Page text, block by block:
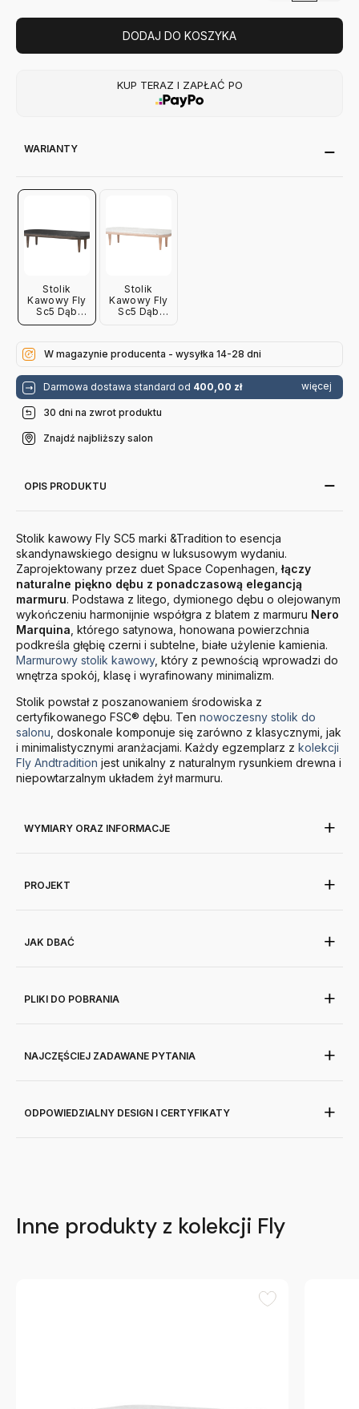
DODAJ DO KOSZYKA
KUP TERAZ I ZAPŁAĆ PO
WARIANTY
Stolik
Kawowy Fly
Sc5 Dąb
Przydymiony-
Andtradition
Stolik
Kawowy Fly
Sc5 Dąb
W magazynie producenta - wysyłka 14-28 dni
Darmowa dostawa standard od 400,00 zł więcej
30 dni na zwrot produktu
Znajdź najbliższy salon
OPIS PRODUKTU
Stolik kawowy Fly SC5 marki &Tradition to esencja
skandynawskiego designu w luksusowym wydaniu.
Zaprojektowany przez duet Space Copenhagen, łączy
naturalne piękno dębu z ponadczasową elegancją
marmuru. Podstawa z litego, dymionego dębu o olejowanym
wykończeniu harmonijnie współgra z blatem z marmuru Nero
Marquina , którego satynowa, honowana powierzchnia
podkreśla głębię czerni i subtelne, białe użylenie kamienia.
Marmurowy stolik kawowy, który z pewnością wprowadzi do
wnętrza spokój, klasę i wyrafinowany minimalizm.
Stolik powstał z poszanowaniem środowiska z
certyfikowanego FSC® dębu. Ten nowoczesny stolik do
salonu , doskonale komponuje się zarówno z klasycznymi, jak
i minimalistycznymi aranżacjami. Każdy egzemplarz z kolekcji
Fly Andtradition jest unikalny z naturalnym rysunkiem drewna i
niepowtarzalnym układem żył marmuru.
WYMIARY ORAZ INFORMACJE
PROJEKT
JAK DBAĆ
PLIKI DO POBRANIA
NAJCZĘŚCIEJ ZADAWANE PYTANIA
ODPOWIEDZIALNY DESIGN I CERTYFIKATY
Inne produkty z kolekcji Fly